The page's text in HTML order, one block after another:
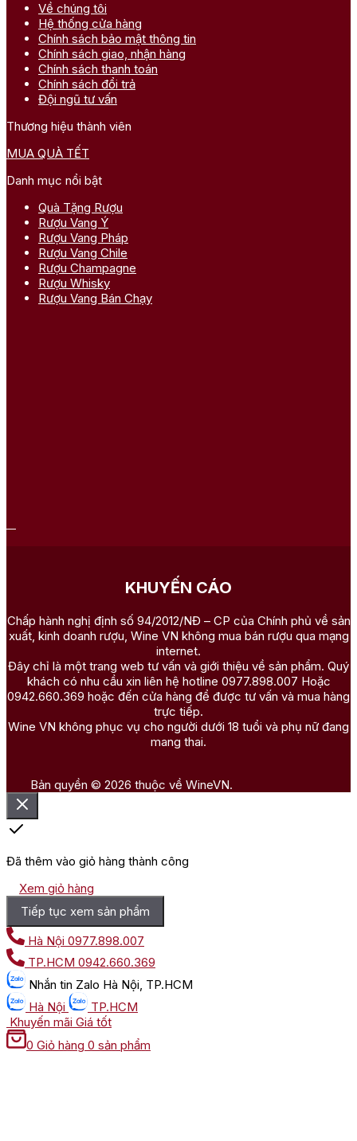
Về chúng tôi
Hệ thống cửa hàng
Chính sách bảo mật thông tin
Chính sách giao, nhận hàng
Chính sách thanh toán
Chính sách đổi trả
Đội ngũ tư vấn
Thương hiệu thành viên
MUA QUÀ TẾT
Danh mục nổi bật
Quà Tặng Rượu
Rượu Vang Ý
Rượu Vang Pháp
Rượu Vang Chile
Rượu Champagne
Rượu Whisky
Rượu Vang Bán Chạy
KHUYẾN CÁO
Chấp hành nghị định số 94/2012/NĐ – CP của Chính phủ về sản
xuất, kinh doanh rượu, Wine VN không mua bán rượu qua mạng
internet.
Đây chỉ là một trang web tư vấn và giới thiệu về sản phẩm. Quý
khách có nhu cầu xin liên hệ hotline 0977.898.007 Hoặc
0942.660.369 hoặc đến cửa hàng để được tư vấn và mua hàng
trực tiếp.
Wine VN không phục vụ cho người dưới 18 tuổi và phụ nữ đang
mang thai.
Bản quyền © 2026 thuộc về WineVN.
Đã thêm vào giỏ hàng thành công
Xem giỏ hàng
Tiếp tục xem sản phẩm
Hà Nội 0977.898.007
TP.HCM 0942.660.369
Nhắn tin Zalo Hà Nội, TP.HCM
Hà Nội
TP.HCM
Khuyến mãi Giá tốt
0 Giỏ hàng 0 sản phẩm